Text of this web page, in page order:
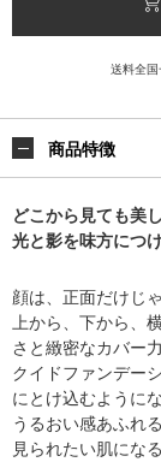
送料全
商品特徴
どこから見ても美
光と影を味方につ
顔は、正面だけじゃ
上から、下から、
さと緻密なカバー
クイドファンデー
にとけ込むように
うるおい感あふれ
見られたい肌になる